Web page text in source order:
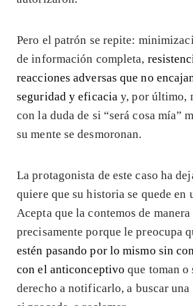
Pero el patrón se repite:
de información completa,
reacciones adversas que no
seguridad y eficacia y, por último,
con la duda de si “será cosa mía”
su mente se desmoronan.
La protagonista de este caso ha
quiere que su historia se quede en
Acepta que la contemos de
precisamente porque le preocupa
estén pasando por lo mismo sin
con el anticonceptivo que toman o
derecho a notificarlo, a buscar